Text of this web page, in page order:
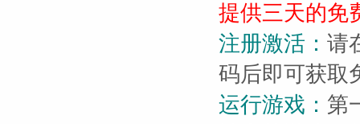
提供三天的免
注册激活： 请
码后即可获取
运行游戏： 第